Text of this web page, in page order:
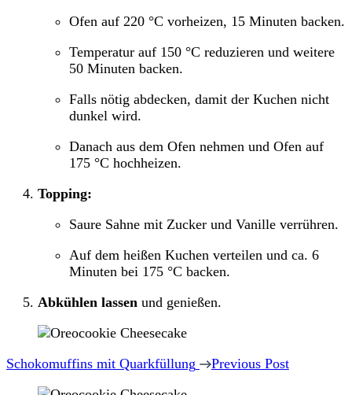
Ofen auf 220 °C vorheizen, 15 Minuten backen.
Temperatur auf 150 °C reduzieren und weitere
50 Minuten backen.
Falls nötig abdecken, damit der Kuchen nicht
dunkel wird.
Danach aus dem Ofen nehmen und Ofen auf
175 °C hochheizen.
Topping:
Saure Sahne mit Zucker und Vanille verrühren.
Auf dem heißen Kuchen verteilen und ca. 6
Minuten bei 175 °C backen.
Abkühlen lassen und genießen.
Post
Navigation
Schokomuffins mit Quarkfüllung Previous Post